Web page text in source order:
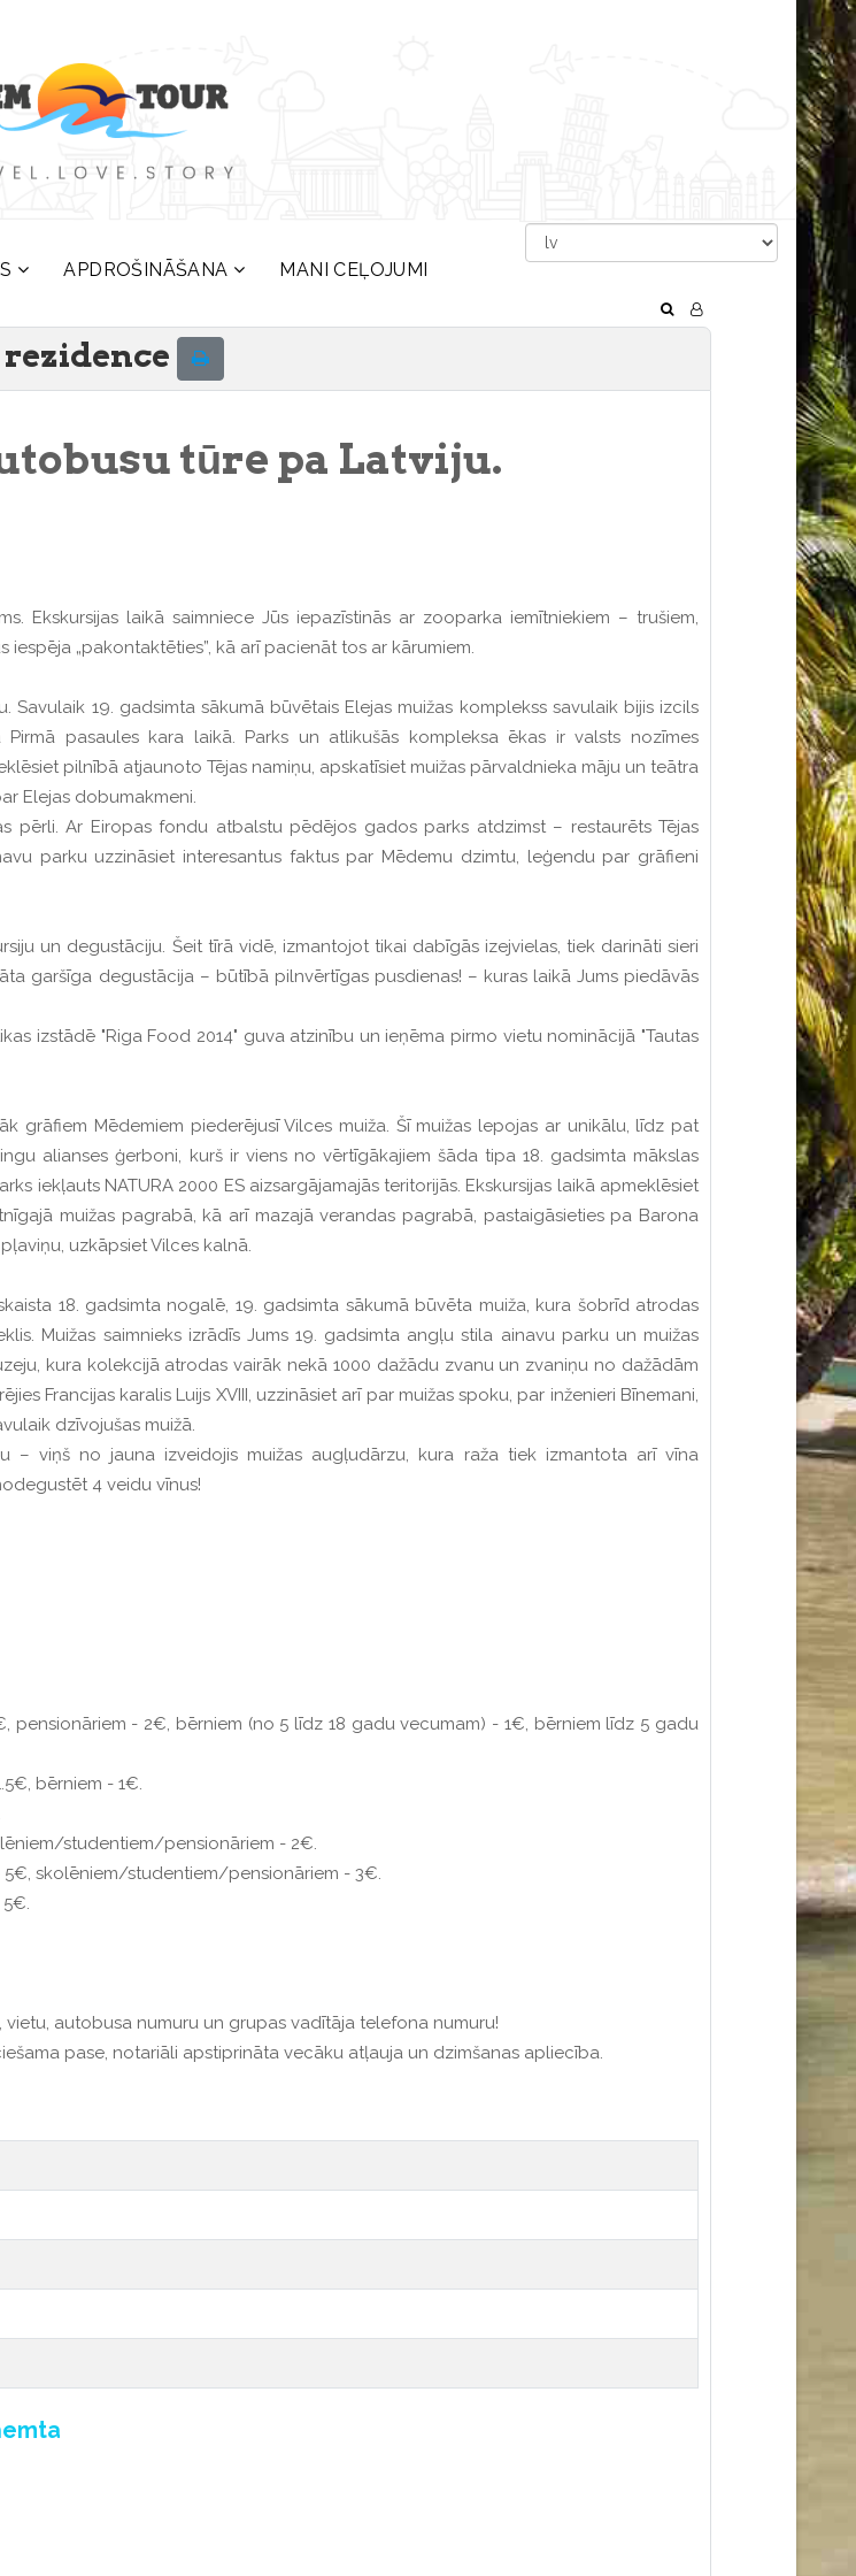
APDROŠINĀŠANA MANI CEĻOJUMI
tūre pa Latviju.
Ekskursijas laikā saimniece Jūs iepazīstinās ar zooparka iemītniekiem – trušiem,
„pakontaktēties”, kā arī pacienāt tos ar kārumiem.
Savulaik 19. gadsimta sākumā būvētais Elejas muižas komplekss savulaik bijis izcils
pasaules kara laikā. Parks un atlikušās kompleksa ēkas ir valsts nozīmes
pilnībā atjaunoto Tējas namiņu, apskatīsiet muižas pārvaldnieka māju un teātra
Elejas dobumakmeni.
pērli. Ar Eiropas fondu atbalstu pēdējos gados parks atdzimst – restaurēts Tējas
parku uzzināsiet interesantus faktus par Mēdemu dzimtu, leģendu par grāfieni
un degustāciju. Šeit tīrā vidē, izmantojot tikai dabīgās izejvielas, tiek darināti sieri
garšīga degustācija – būtībā pilnvērtīgas pusdienas! – kuras laikā Jums piedāvās
izstādē "Riga Food 2014" guva atzinību un ieņēma pirmo vietu nominācijā "Tautas
grāfiem Mēdemiem piederējusī Vilces muiža. Šī muižas lepojas ar unikālu, līdz pat
alianses ģerboni, kurš ir viens no vērtīgākajiem šāda tipa 18. gadsimta mākslas
iekļauts NATURA 2000 ES aizsargājamajās teritorijās. Ekskursijas laikā apmeklēsiet
muižas pagrabā, kā arī mazajā verandas pagrabā, pastaigāsieties pa Barona
uzkāpsiet Vilces kalnā.
18. gadsimta nogalē, 19. gadsimta sākumā būvēta muiža, kura šobrīd atrodas
Muižas saimnieks izrādīs Jums 19. gadsimta angļu stila ainavu parku un muižas
kura kolekcijā atrodas vairāk nekā 1000 dažādu zvanu un zvaniņu no dažādām
Francijas karalis Luijs XVIII, uzzināsiet arī par muižas spoku, par inženieri Bīnemani,
dzīvojušas muižā.
– viņš no jauna izveidojis muižas augļudārzu, kura raža tiek izmantota arī vīna
4 veidu vīnus!
pensionāriem - 2€, bērniem (no 5 līdz 18 gadu vecumam) - 1€, bērniem līdz 5 gadu
bērniem - 1€.
studentiem/pensionāriem - 2€.
5€, skolēniem/studentiem/pensionāriem - 3€.
5€.
autobusa numuru un grupas vadītāja telefona numuru!
pase, notariāli apstiprināta vecāku atļauja un dzimšanas apliecība.